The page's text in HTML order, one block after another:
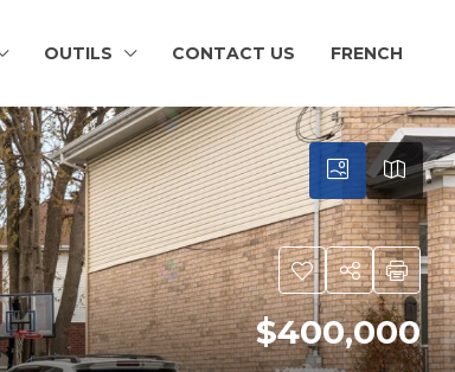
OUTILS CONTACT US FRENCH
$400,000